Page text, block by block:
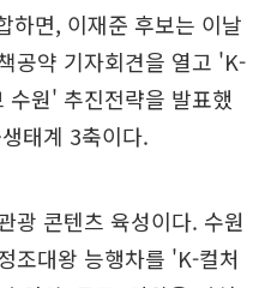
하면, 이재준 후보는 이날
공약 기자회견을 열고 'K-
수원' 추진전략을 발표했
태계 3축이다.
광 콘텐츠 육성이다. 수원
조대왕 능행차를 'K-컬처